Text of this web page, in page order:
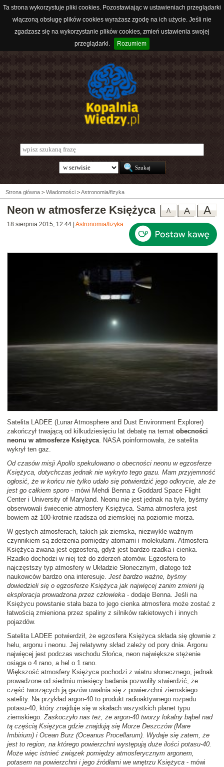
Ta strona wykorzystuje pliki cookies. Pozostawiając w ustawieniach przeglądarki
włączoną obsługę plików cookies wyrażasz zgodę na ich użycie. Jeśli nie
zgadzasz się na wykorzystanie plików cookies, zmień ustawienia swojej
przeglądarki.
Rozumiem
Strona główna > Wiadomości >Astronomia/fizyka
A
A
A
Neon w atmosferze Księżyca
18 sierpnia 2015, 12:44 Astronomia/fizyka
Satelita LADEE (Lunar Atmosphere and Dust Environment Explorer)
zakończył trwającą od kilkudziesięciu lat debatę na temat obecności
neonu w atmosferze Księżyca. NASA poinformowała, że satelita
wykrył ten gaz.
Od czasów misji Apollo spekulowano o obecności neonu w egzosferze
Księżyca, dotychczas jednak nie wykryto tego gazu. Mam przyjemność
ogłosić, że w końcu nie tylko udało się potwierdzić jego odkrycie, ale że
jest go całkiem sporo - mówi Mehdi Benna z Goddard Space Flight
Center i University of Maryland. Neonu nie jest jednak na tyle, byśmy
obserwowali świecenie atmosfery Księżyca. Sama atmosfera jest
bowiem aż 100-krotnie rzadsza od ziemskiej na poziomie morza.
W gęstych atmosferach, takich jak ziemska, niezwykle ważnym
czynnikiem są zderzenia pomiędzy atomami i molekułami. Atmosfera
Księżyca zwana jest egzosferą, gdyż jest bardzo rzadka i cienka.
Rzadko dochodzi w niej też do zderzeń atomów. Egzosfera to
najczęstszy typ atmosfery w Układzie Słonecznym, dlatego też
naukowców bardzo ona interesuje. Jest bardzo ważne, byśmy
dowiedzieli się o egzosferze Księżyca jak najwięcej zanim zmieni ją
eksploracja prowadzona przez człowieka - dodaje Benna. Jeśli na
Księżycu powstanie stała baza to jego cienka atmosfera może zostać z
łatwością zmieniona przez spaliny z silników rakietowych i innych
pojazdów.
Satelita LADEE potwierdził, że egzosfera Księżyca składa się głownie z
helu, argonu i neonu. Jej relatywny skład zależy od pory dnia. Argonu
najwięcej jest podczas wschodu Słońca, neon największe stężenie
osiąga o 4 rano, a hel o 1 rano.
Większość atmosfery Księżyca pochodzi z wiatru słonecznego, jednak
prowadzone od siedmiu miesięcy badania pozwoliły stwierdzić, że
część tworzących ją gazów uwalnia się z powierzchni ziemskiego
satelity. Na przykład argon-40 to produkt radioaktywnego rozpadu
potasu-40, który znajduje się w skałach wszystkich planet typu
ziemskiego.Zaskoczyło nas też, że argon-40 tworzy lokalny bąbel nad
tą częścią Księżyca gdzie znajdują się Morze Deszczów (Mare
Imbirium) i Ocean Burz (Oceanus Procellarum). Wydaje się zatem, że
jest to region, na którego powierzchni występują duże ilości potasu-40.
Może więc istnieć związek pomiędzy atmosferycznym argonem,
potasem na powierzchni i jego źródłami we wnętrzu Księżyca - mówi